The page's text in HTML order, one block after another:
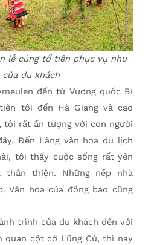
lễ cúng tổ tiên phục vụ nhu
của du khách
đến từ Vương quốc Bỉ
tôi đến Hà Giang và cao
tôi rất ấn tượng với con người
Đến Làng văn hóa du lịch
tôi thấy cuộc sống rất yên
thân thiện. Những nếp nhà
Văn hóa của đồng bào cũng
trình của du khách đến với
quan cột cờ Lũng Cú, thì nay